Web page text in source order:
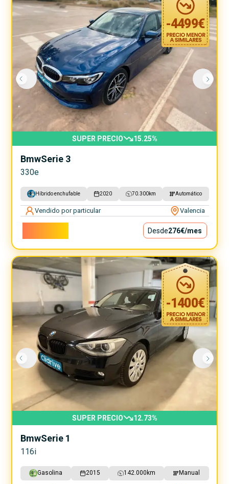
-4499€
SUPER PRECIO 15.25%
BmwSerie 3
330e
Híbrido enchufable 2020 70.300km Automático
Vendido por particular Valencia
Desde276€/mes
-1400€
SUPER PRECIO 12.73%
BmwSerie 1
116i
Gasolina 2015 142.000 km Manual